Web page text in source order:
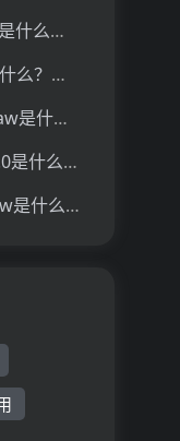
Chonkie是什么？一文让你看懂Chonkie的技术原理、主要功能、应用场景
MSQA是什么？一文让你看懂MSQA的技术原理、主要功能、应用场景
Excalidraw是什么？一文让你看懂Excalidraw的技术原理、主要功能、应用场景
RMBG-2.0是什么？一文让你看懂RMBG-2.0的技术原理、主要功能、应用场景
JanusFlow是什么？一文让你看懂JanusFlow的技术原理、主要功能、应用场景